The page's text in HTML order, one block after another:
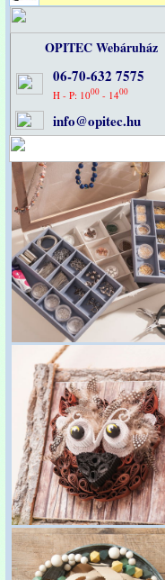
OPITEC Webáruház
06-70-632 7575
H - P: 1000- 1400
info@opitec.hu